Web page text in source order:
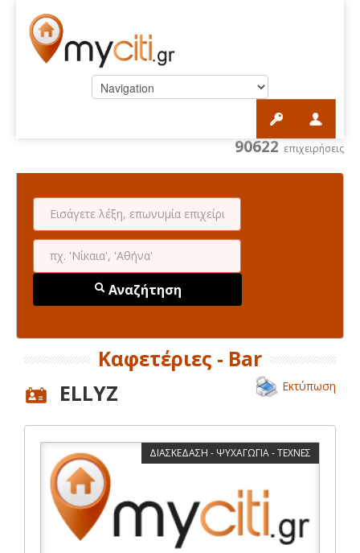
90622 επιχειρήσεις
Αναζήτηση
Καφετέριες - Bar
ELLYZ Εκτύπωση
ΔΙΑΣΚΕΔΑΣΗ - ΨΥΧΑΓΩΓΙΑ - ΤΕΧΝΕΣ